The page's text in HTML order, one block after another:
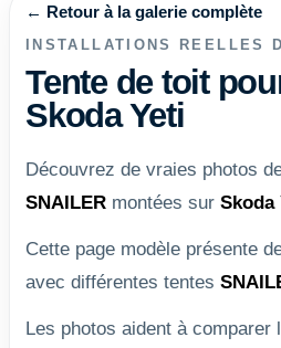
← Retour à la galerie complète
INSTALLATIONS REELLES
Tente de toit
Skoda Yeti
Découvrez de vraies photos
SNAILER montées sur Skoda
Cette page modèle présente
avec différentes tentes
Les photos aident à comparer